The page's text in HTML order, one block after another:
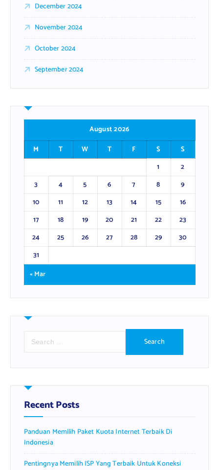
December 2024
November 2024
October 2024
September 2024
August 2026
M
T W T F S
S
1
2
3
4 5 6 7 8
9
10
11 12 13 14 15
16
17
18 19 20 21 22
23
24
25 26 27 28 29
30
31
« Mar
r
h
f
o
:
Recent Posts
Panduan Memilih Paket Kuota Internet Terbaik Di
Indonesia
Pentingnya Memilih ISP Yang Terbaik Untuk Koneksi